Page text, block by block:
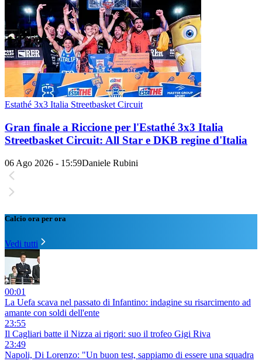
Estathé 3x3 Italia Streetbasket Circuit
Gran finale a Riccione per l'Estathé 3x3 Italia
Streetbasket Circuit: All Star e DKB regine d'Italia
06 Ago 2026 - 15:59Daniele Rubini
Calcio ora per ora
Vedi tutti
00:01
La Uefa scava nel passato di Infantino: indagine su risarcimento ad
amante con soldi dell'ente
23:55
Il Cagliari batte il Nizza ai rigori: suo il trofeo Gigi Riva
23:49
Napoli, Di Lorenzo: "Un buon test, sappiamo di essere una squadra